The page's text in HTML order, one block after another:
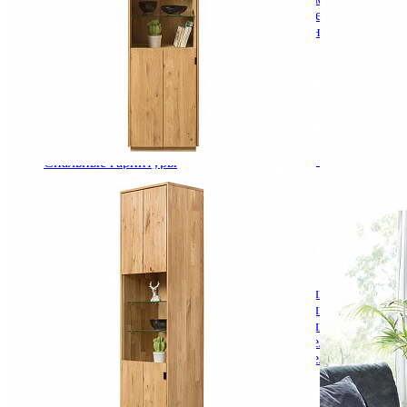
Кровати двуспальные с подъемным механизмом
Кровати полутороспальные с подъемным
Кровати двуспальные
Кровати металлические
Кровати односпальные
Кровати полутороспальные
Решетки и настилы под матрас
Спальные гарнитуры
Туалетные столики
Тумбы прикроватные
Шкафы для одежды
Антресоли на шкаф
Полки и ящики в шкаф для одежды
Шкаф 1-дверный для одежды и белья
Шкафы 2-х дверные для одежды и белья
Шкафы 3-х дверные для одежды и белья
Шкафы 4-х дверные для одежды и белья
Шкафы 5-ти дверные для одежды и белья
Шкафы 6-ти дверные для одежды и белья
Шкафы купе для одежды и белья
Шкафы угловые для одежды и белья